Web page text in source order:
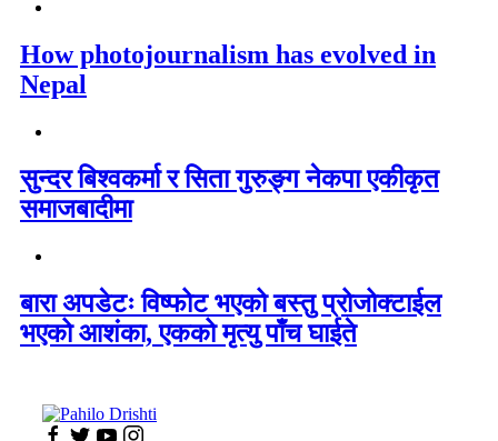
How photojournalism has evolved in
Nepal
सुन्दर बिश्वकर्मा र सिता गुरुङ्ग नेकपा एकीकृत
समाजबादीमा
बारा अपडेटः विष्फोट भएको बस्तु प्रोजोक्टाईल
भएको आशंका, एकको मृत्यु पाँच घाईते